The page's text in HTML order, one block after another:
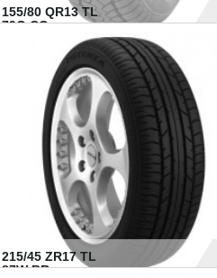
155/80 QR13 TL
79Q CO...
215/45 ZR17 TL
87W BR...